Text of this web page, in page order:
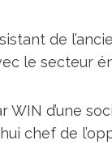
de
le secteur
WIN d’une
chef de